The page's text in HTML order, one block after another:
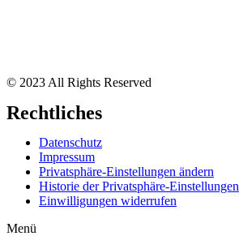
© 2023 All Rights Reserved
Rechtliches
Datenschutz
Impressum
Privatsphäre-Einstellungen ändern
Historie der Privatsphäre-Einstellungen
Einwilligungen widerrufen
Menü